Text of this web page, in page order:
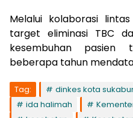
Melalui kolaborasi
target eliminasi TBC
kesembuhan pasien
beberapa tahun
Tag: dinkes kota
ida halimah